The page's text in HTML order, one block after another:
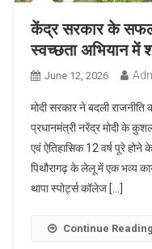
केंद्र सरकार के सफल
स्वच्छता अभियान में
June 12, 2026
मोदी सरकार ने बदली राजनीति
प्रधानमंत्री नरेंद्र मोदी के
एवं ऐतिहासिक 12 वर्ष पूरे
पिथौरागढ़ के लेलू में एक भव्य
थापा स्पोर्ट्स कॉलेज […]
Continue Reading